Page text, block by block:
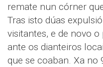
remate nun córner
Tras isto dúas
visitantes, e de novo
ante os dianteiros
que se coaban. Xa